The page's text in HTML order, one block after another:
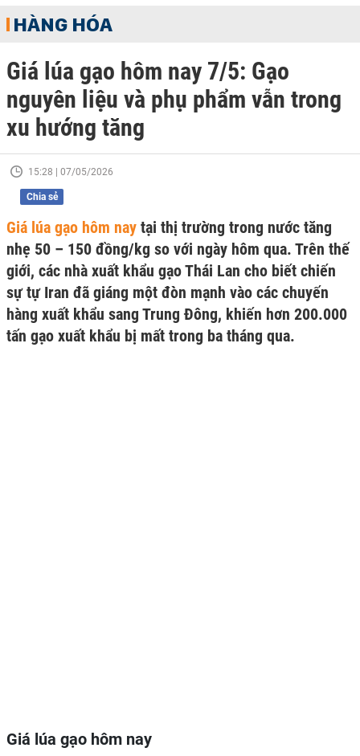
HÀNG HÓA
Giá lúa gạo hôm nay 7/5: Gạo
nguyên liệu và phụ phẩm vẫn trong
xu hướng tăng
15:28 | 07/05/2026
Chia sẻ
Giá lúa gạo hôm nay tại thị trường trong nước tăng
nhẹ 50 – 150 đồng/kg so với ngày hôm qua. Trên thế
giới, các nhà xuất khẩu gạo Thái Lan cho biết chiến
sự tự Iran đã giáng một đòn mạnh vào các chuyến
hàng xuất khẩu sang Trung Đông, khiến hơn 200.000
tấn gạo xuất khẩu bị mất trong ba tháng qua.
Giá lúa gạo hôm nay